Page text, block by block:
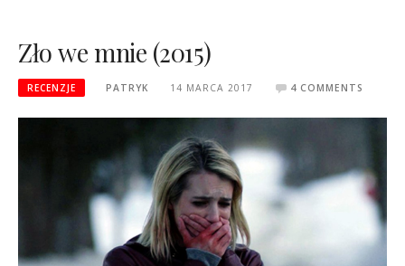
Zło we mnie (2015)
RECENZJE PATRYK 14 MARCA 2017 4 COMMENTS